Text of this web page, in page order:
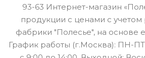
93-63 Интернет-магазин
продукции с ценами с
фабрики "Полесье", на основе
График работы (г.Москва): ПН-ПТ